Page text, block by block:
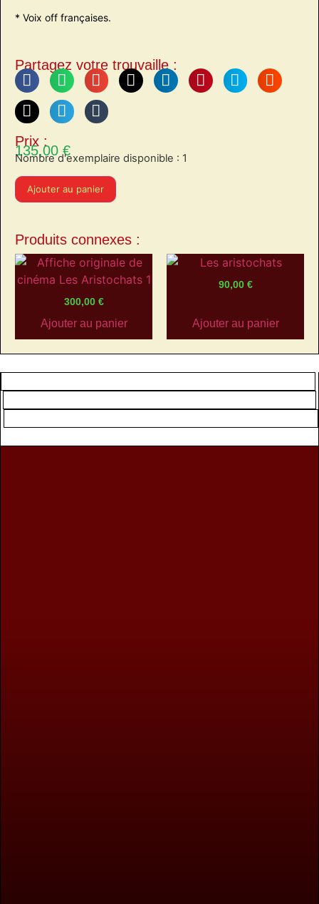
* Voix off françaises.
Partagez votre trouvaille :
Prix :
135,00€
Nombre d'exemplaire disponible : 1
Ajouter au panier
Produits connexes :
300,00 €
Ajouter au panier
90,00 €
Ajouter au panier